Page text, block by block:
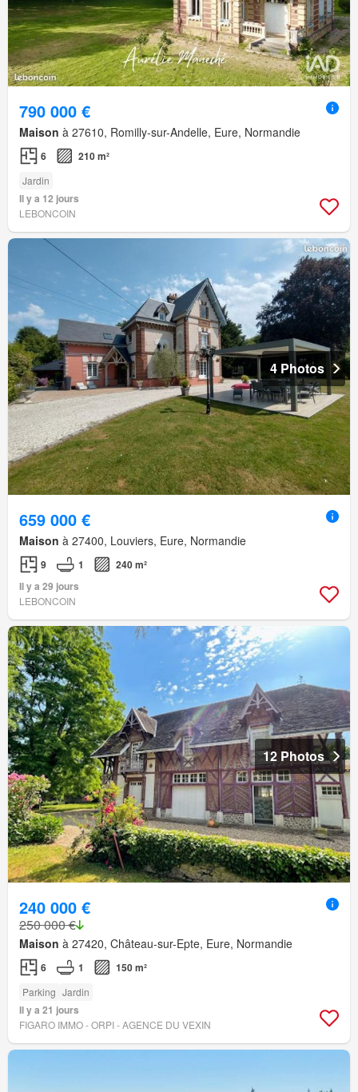
790 000 €
Maison à 27610, Romilly-sur-Andelle, Eure, Normandie
6 210 m²
Jardin
Il y a 12 jours
LEBONCOIN
4 Photos
659 000 €
Maison à 27400, Louviers, Eure, Normandie
9 1
240 m²
Il y a 29 jours
LEBONCOIN
12 Photos
240 000 €
250 000 €
Maison à 27420, Château-sur-Epte, Eure, Normandie
6 1 150 m²
Parking Jardin
Il y a 21 jours
FIGARO IMMO - ORPI - AGENCE DU VEXIN